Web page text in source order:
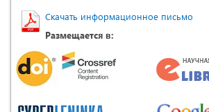
Скачать информационное письмо
Размещается в: